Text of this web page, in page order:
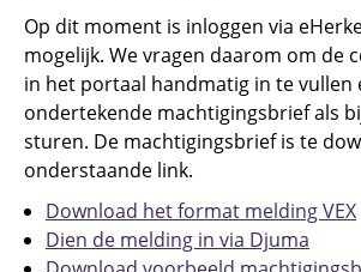
Op dit moment is inloggen via
mogelijk. We vragen daarom om de
in het portaal handmatig in te vullen
ondertekende machtigingsbrief als
sturen. De machtigingsbrief is te
onderstaande link.
Download het format melding VEX
Dien de melding in via Djuma